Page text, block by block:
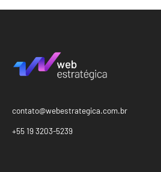
contato@webestrategica.com.br
+55 19 3203-5239